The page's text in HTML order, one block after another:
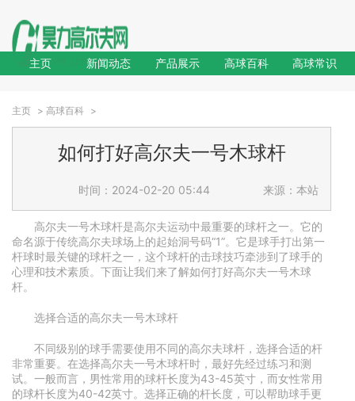
主页 新闻动态 产品展示 高球百科 高球常识
主页 > 高球百科 >
如何打好高尔夫一号木球杆
时间：2024-02-20 05:44 来源：本站
高尔夫一号木球杆是高尔夫运动中最重要的球杆之一。它的
命名源于传统高尔夫球场上的起始洞号码“1”。它是球手打出第一
杆球时最关键的球杆之一，这个球杆的击球技巧牵涉到了球手的
心理和技术素质。下面让我们来了解如何打好高尔夫一号木球
杆。
选择合适的高尔夫一号木球杆
不同级别的球手需要使用不同的高尔夫球杆，选择合适的杆
非常重要。在选择高尔夫一号木球杆时，最好先经过练习和测
试。一般而言，男性常用的球杆长度为43-45英寸，而女性常用
的球杆长度为40-42英寸。选择正确的杆长度，可以帮助球手更